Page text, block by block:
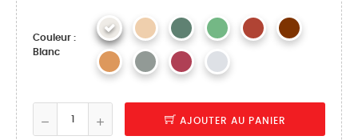
Couleur :
Blanc
AJOUTER AU PANIER